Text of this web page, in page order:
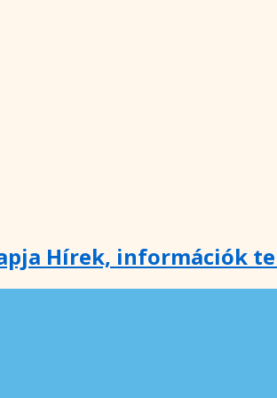
Hírek, információk